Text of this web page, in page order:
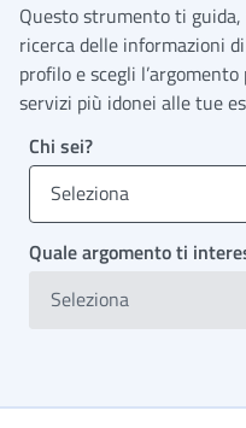
Questo strumento ti
ricerca delle informazioni
profilo e scegli
servizi più idonei alle tue
Chi sei?
Seleziona
Quale argomento ti
Seleziona